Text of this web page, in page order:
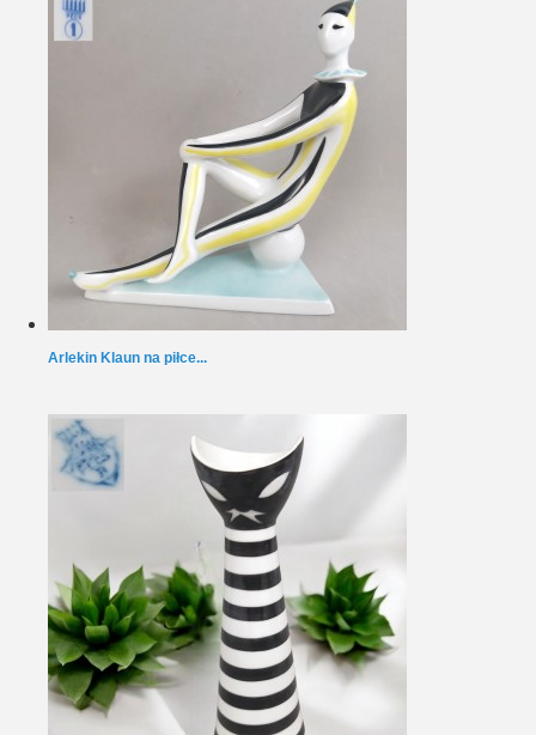
Arlekin Klaun na piłce...